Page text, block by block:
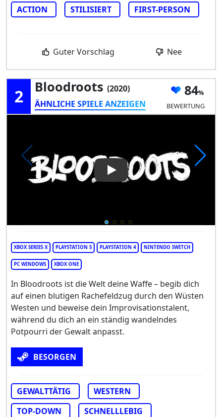
ACTION
STILISIERT FIRST-PERSON
Guter Vorschlag Nee
2 Bloodroots (2020)
ÄHNLICHE SPIELE ANZEIGEN
84
BEWERTUNG
Play Video: Bloodroots
XBOX SERIES X PLAYSTATION 5 PLAYSTATION 4 NINTENDO SWITCH
PC WINDOWS XBOX ONE
In Bloodroots ist die Welt deine Waffe – begib dich
auf einen blutigen Rachefeldzug durch den Wüsten
Westen und beweise dein Improvisationstalent,
während du dich an ein ständig wandelndes
Potpourri der Gewalt anpasst.
BESORGEN
GEWALTTÄTIG
WESTERN
TOP-DOWN
SCHNELLLEBIG